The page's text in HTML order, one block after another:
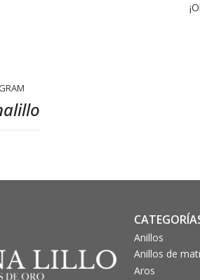
Anillos
Anillos de
Aros